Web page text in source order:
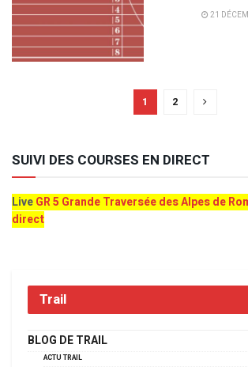
21
1 2
SUIVI DES COURSES EN DIRECT
LiveGR 5 Grande Traversée des Alpes de
direct
Trail
BLOG DE TRAIL
ACTU TRAIL